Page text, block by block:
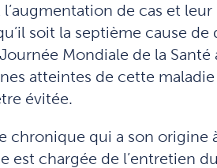
de cas et
soit la septième cause
Mondiale de la
atteintes de cette
évitée.
chronique qui a son origine
est chargée de l’entretien